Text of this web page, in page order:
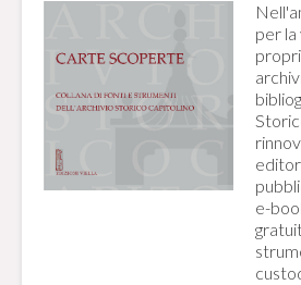
per la
e-